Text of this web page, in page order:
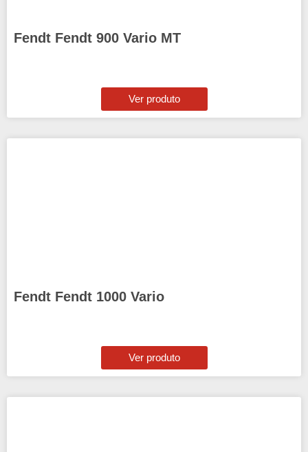
Fendt Fendt 900 Vario MT
Ver produto
Fendt Fendt 1000 Vario
Ver produto